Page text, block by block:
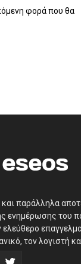
φορά που θα
παράλληλα
ενημέρωσης του
τον λογιστή